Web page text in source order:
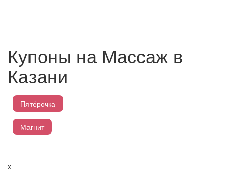
Купоны на Массаж в
Казани
Пятёрочка
Магнит
x